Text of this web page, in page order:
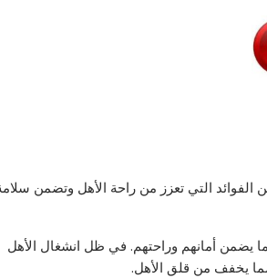
التي تعزز من راحة الأهل وتضمن
يضمن أمانهم وراحتهم. في ظل انشغال الأهل
مما يخفف من قلق الأهل.